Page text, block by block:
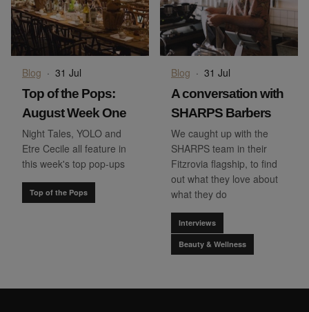
Blog · 31 Jul
Top of the Pops:
August Week One
Night Tales, YOLO and
Etre Cecile all feature in
this week's top pop-ups
Top of the Pops
Blog · 31 Jul
A conversation with
SHARPS Barbers
We caught up with the
SHARPS team in their
Fitzrovia flagship, to find
out what they love about
what they do
Interviews
Beauty & Wellness